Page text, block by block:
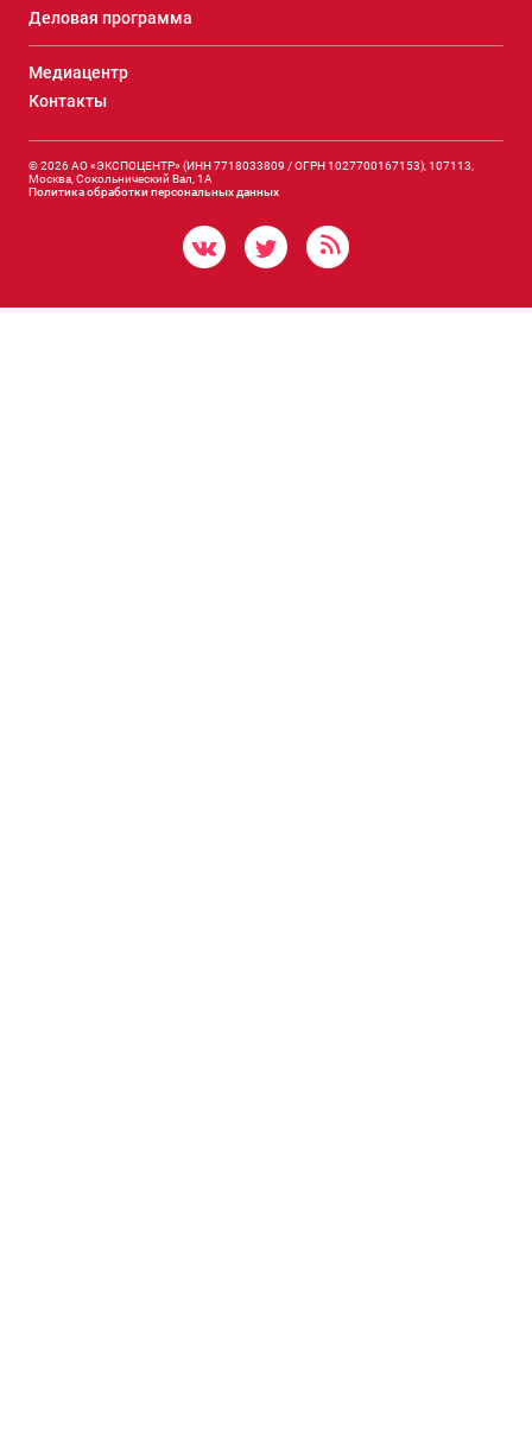
Деловая программа
Медиацентр
Контакты
© 2026 АО «ЭКСПОЦЕНТР» (ИНН 7718033809 / ОГРН 1027700167153), 107113,
Москва, Сокольнический Вал, 1А
Политика обработки персональных данных